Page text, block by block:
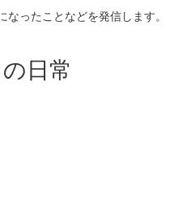
なったことなどを発信します。
日常